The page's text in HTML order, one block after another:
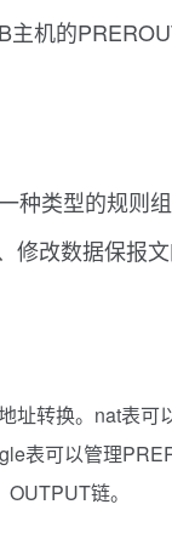
机的
类型的规则
改数据保报文
转换。nat表可
表可以管理
链。